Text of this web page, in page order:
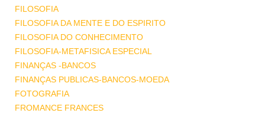
FILOSOFIA
FILOSOFIA DA MENTE E DO ESPIRITO
FILOSOFIA DO CONHECIMENTO
FILOSOFIA-METAFISICA ESPECIAL
FINANÇAS -BANCOS
FINANÇAS PUBLICAS-BANCOS-MOEDA
FOTOGRAFIA
FROMANCE FRANCES